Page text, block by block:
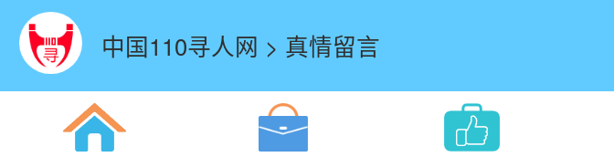
中国110寻人网 > 真情留言